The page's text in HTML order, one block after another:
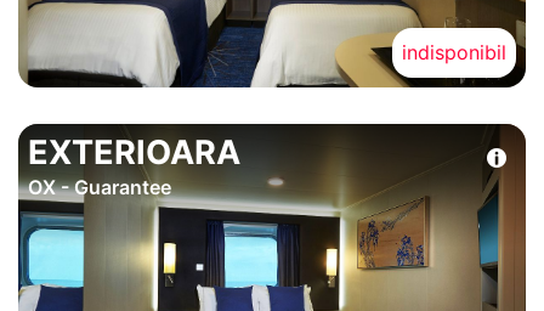
indisponibil
EXTERIOARA
OX - Guarantee